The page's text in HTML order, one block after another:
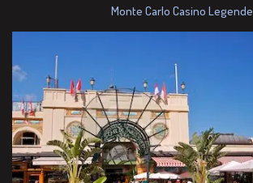
Monte Carlo Casino Legende